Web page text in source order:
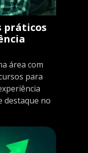
práticos
área com
para
destaque no